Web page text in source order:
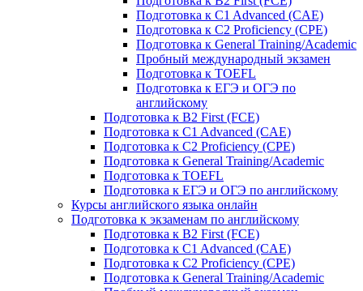
Подготовка к C1 Advanced (CAE)
Подготовка к C2 Proficiency (CPE)
Подготовка к General Training/Academic
Пробный международный экзамен
Подготовка к TOEFL
Подготовка к ЕГЭ и ОГЭ по
английскому
Подготовка к B2 First (FCE)
Подготовка к C1 Advanced (CAE)
Подготовка к C2 Proficiency (CPE)
Подготовка к General Training/Academic
Подготовка к TOEFL
Подготовка к ЕГЭ и ОГЭ по английскому
Курсы английского языка онлайн
Подготовка к экзаменам по английскому
Подготовка к B2 First (FCE)
Подготовка к C1 Advanced (CAE)
Подготовка к C2 Proficiency (CPE)
Подготовка к General Training/Academic